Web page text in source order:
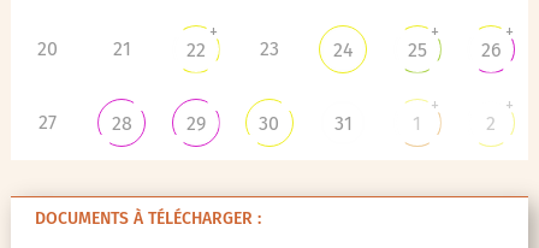
20 21 22
+
23 24 25
+
26
+
27 28 29 30 31 1
+
2
+
DOCUMENTS À TÉLÉCHARGER :